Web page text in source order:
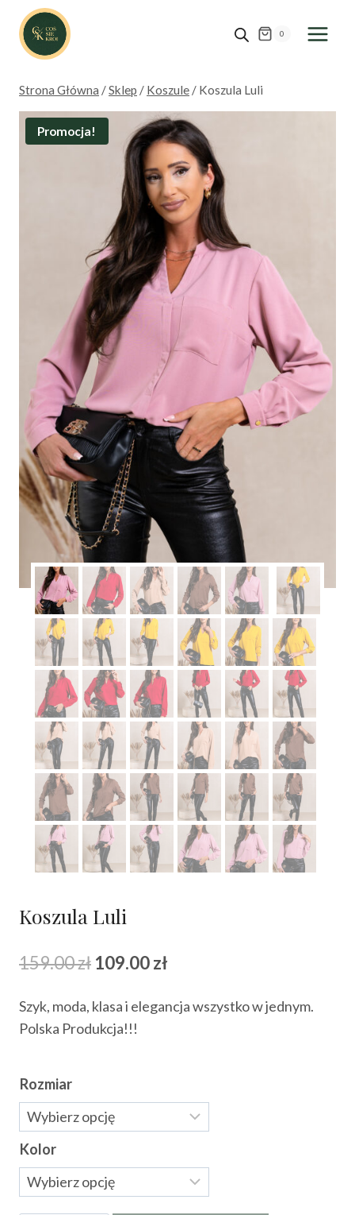
Przejdź
treści
0
Strona Główna /Sklep / Koszule / Koszula Luli
Promocja!
Koszula Luli
159.00zł Pierwotna
wynosiła:
109.00zł
wynosi:
Szyk, moda, klasa i elegancja wszystko w jednym.
Polska Produkcja!!!
Rozmiar
Kolor